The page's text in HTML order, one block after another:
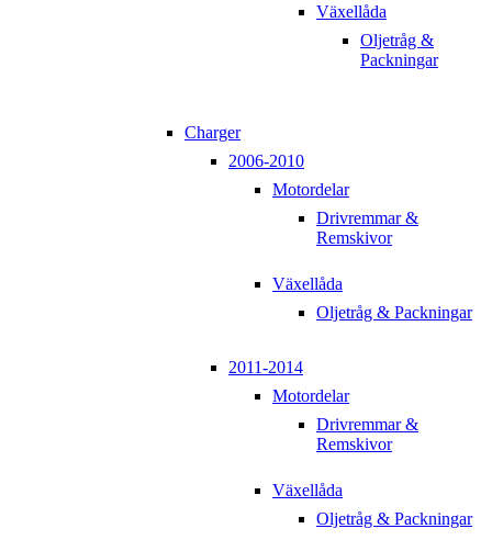
Växellåda
Oljetråg &
Packningar
Charger
2006-2010
Motordelar
Drivremmar &
Remskivor
Växellåda
Oljetråg & Packningar
2011-2014
Motordelar
Drivremmar &
Remskivor
Växellåda
Oljetråg & Packningar